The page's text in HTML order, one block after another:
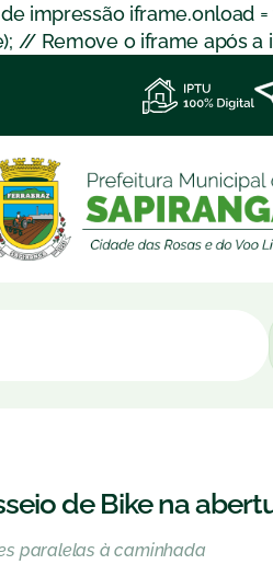
impressão iframe.onload
Remove o iframe após a
de Bike na
paralelas à caminhada